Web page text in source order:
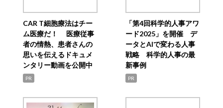
CAR T細胞療法はチー
ム医療だ！ 医療従事
者の情熱、患者さんの
思いを伝えるドキュメ
ンタリー動画を公開中
PR
「第4回科学的人事アワ
ード2025」を開催 デ
ータとAIで変わる人事
戦略 科学的人事の最
新事例
PR